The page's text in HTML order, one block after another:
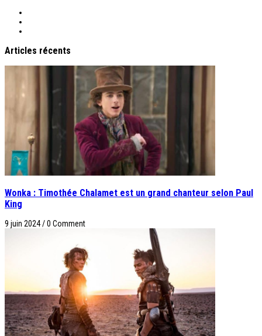
Articles récents
Wonka : Timothée Chalamet est un grand chanteur selon Paul
King
9 juin 2024/0 Comment